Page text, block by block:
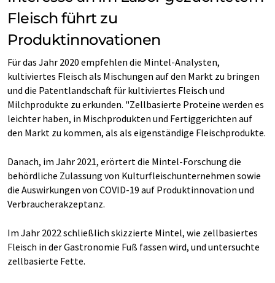
Fleisch führt zu
Produktinnovationen
Für das Jahr 2020 empfehlen die Mintel-Analysten,
kultiviertes Fleisch als Mischungen auf den Markt zu bringen
und die Patentlandschaft für kultiviertes Fleisch und
Milchprodukte zu erkunden. "Zellbasierte Proteine werden es
leichter haben, in Mischprodukten und Fertiggerichten auf
den Markt zu kommen, als als eigenständige Fleischprodukte.
Danach, im Jahr 2021, erörtert die Mintel-Forschung die
behördliche Zulassung von Kulturfleischunternehmen sowie
die Auswirkungen von COVID-19 auf Produktinnovation und
Verbraucherakzeptanz.
Im Jahr 2022 schließlich skizzierte Mintel, wie zellbasiertes
Fleisch in der Gastronomie Fuß fassen wird, und untersuchte
zellbasierte Fette.